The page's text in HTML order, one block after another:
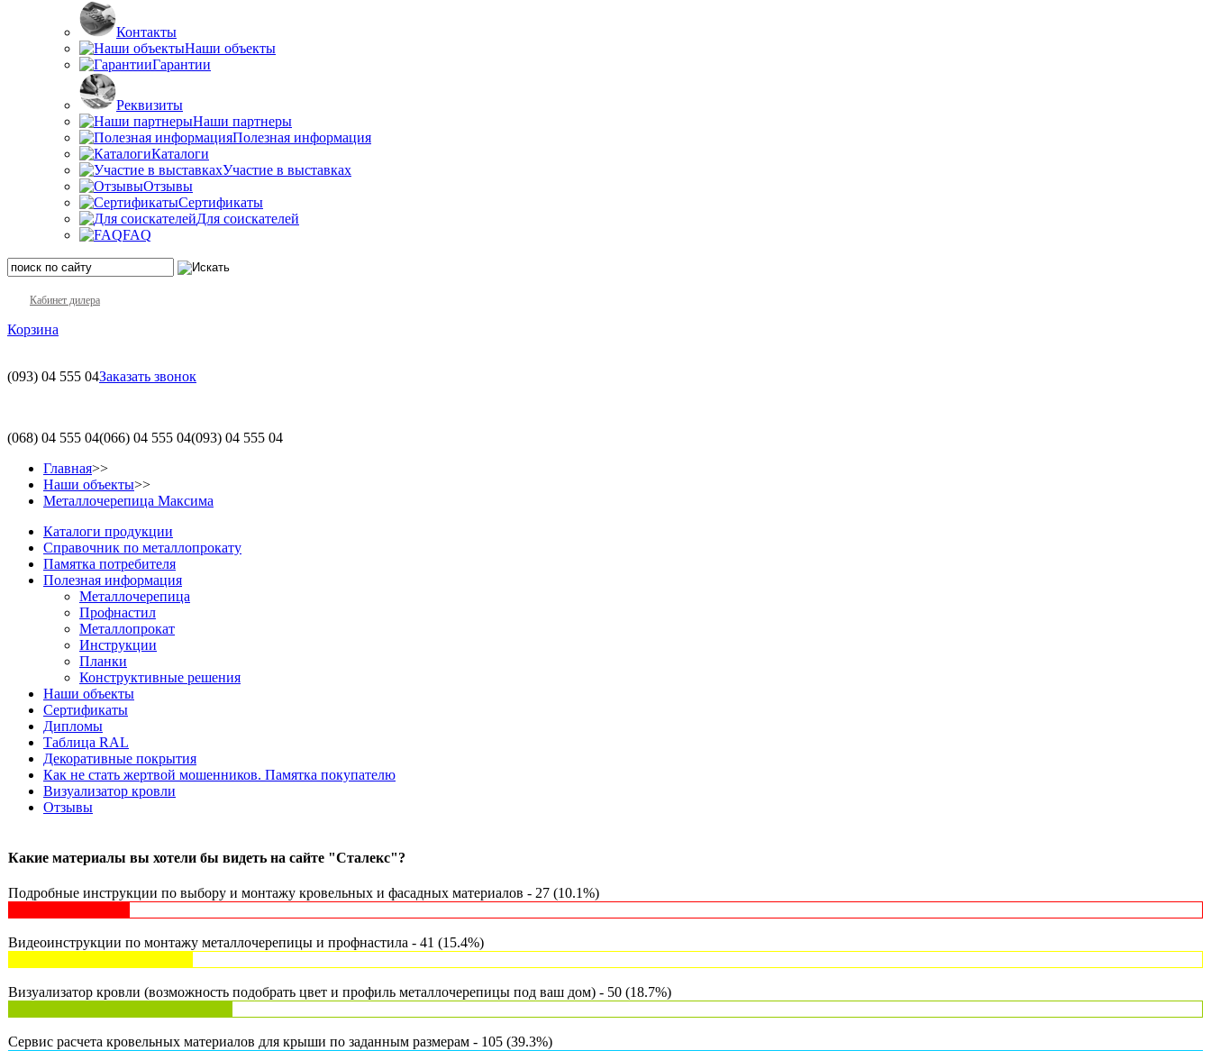
Контакты
Наши объекты
Гарантии
Реквизиты
Наши партнеры
Полезная информация
Каталоги
Участие в выставках
Отзывы
Сертификаты
Для соискателей
FAQ
Кабинет дилера
Корзина
(093) 04 555 04Заказать звонок
(068) 04 555 04(066) 04 555 04(093) 04 555 04
Главная>>
Наши объекты>>
Металлочерепица Максима
Каталоги продукции
Справочник по металлопрокату
Памятка потребителя
Полезная информация
Металлочерепица
Профнастил
Металлопрокат
Инструкции
Планки
Конструктивные решения
Наши объекты
Сертификаты
Дипломы
Таблица RAL
Декоративные покрытия
Как не стать жертвой мошенников. Памятка покупателю
Визуализатор кровли
Отзывы
Какие материалы вы хотели бы видеть на сайте "Сталекс"?
Подробные инструкции по выбору и монтажу кровельных и фасадных материалов - 27 (10.1%)
Видеоинструкции по монтажу металлочерепицы и профнастила - 41 (15.4%)
Визуализатор кровли (возможность подобрать цвет и профиль металлочерепицы под ваш дом) - 50 (18.7%)
Сервис расчета кровельных материалов для крыши по заданным размерам - 105 (39.3%)